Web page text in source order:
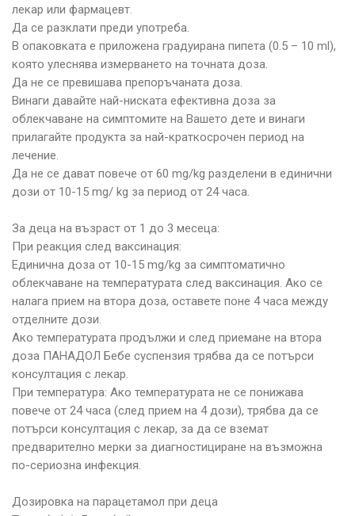
лекар или фармацевт.
Да се разклати преди употреба.
В опаковката е приложена градуирана пипета (0.5 – 10 ml),
която улеснява измерването на точната доза.
Да не се превишава препоръчаната доза.
Винаги давайте най-ниската ефективна доза за
облекчаване на симптомите на Вашето дете и винаги
прилагайте продукта за най-краткосрочен период на
лечение.
Да не се дават повече от 60 mg/kg разделени в единични
дози от 10-15 mg/ kg за период от 24 часа.
За деца на възраст от 1 до 3 месеца:
При реакция след ваксинация:
Единична доза от 10-15 mg/kg за симптоматично
облекчаване на температурата след ваксинация. Ако се
налага прием на втора доза, оставете поне 4 часа между
отделните дози.
Ако температурата продължи и след приемане на втора
доза ПАНАДОЛ Бебе суспензия трябва да се потърси
консултация с лекар.
При температура: Ако температурата не се понижава
повече от 24 часа (след прием на 4 дози), трябва да се
потърси консултация с лекар, за да се вземат
предварително мерки за диагностициране на възможна
по-сериозна инфекция.
Дозировка на парацетамол при деца